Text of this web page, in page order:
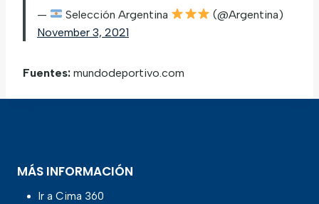
— Selección Argentina
(@Argentina)
November 3, 2021
Fuentes: mundodeportivo.com
MÁS INFORMACIÓN
Ir a Cima 360